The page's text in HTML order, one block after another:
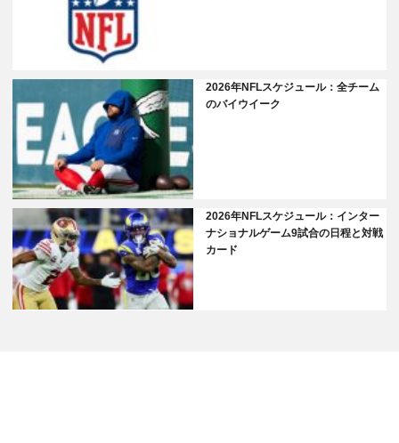
2026年NFLスケジュール：全チーム
のバイウイーク
2026年NFLスケジュール：インター
ナショナルゲーム9試合の日程と対戦
カード